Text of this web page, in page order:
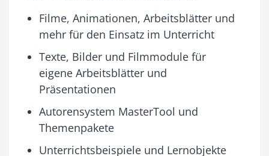
Filme, Animationen, Arbeitsblätter und
mehr für den Einsatz im Unterricht
Texte, Bilder und Filmmodule für
eigene Arbeitsblätter und
Präsentationen
Autorensystem MasterTool und
Themenpakete
Unterrichtsbeispiele und Lernobjekte